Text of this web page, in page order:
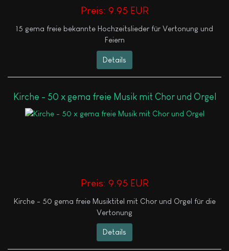
Preis: 9.95 EUR
15 gema freie bekannte Hochzeitslieder für Vertonung und
Feiern
Details
Kirche - 50 x gema freie Musik mit Chor und Orgel
Preis: 9.95 EUR
Kirche - 50 gema freie Musiktitel mit Chor und Orgel für die
Vertonung
Details